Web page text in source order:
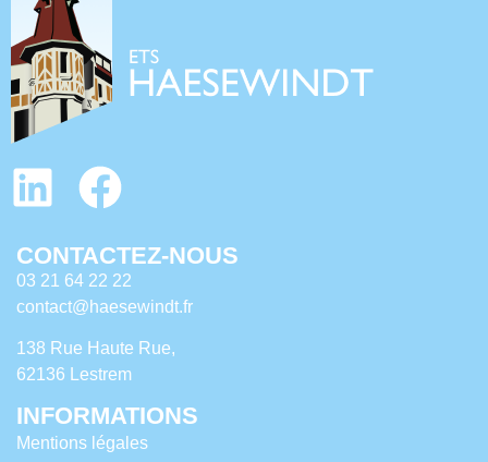
CONTACTEZ-NOUS
03 21 64 22 22
contact@haesewindt.fr
138 Rue Haute Rue,
62136 Lestrem
INFORMATIONS
Mentions légales